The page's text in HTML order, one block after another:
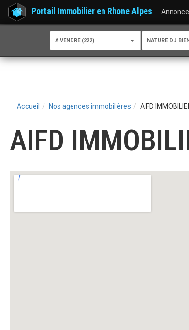
Portail Immobilier en Rhone Alpes
A VENDRE (222) NATURE DU BIEN
Accueil Nos agences immobilières AIFD
AIFD